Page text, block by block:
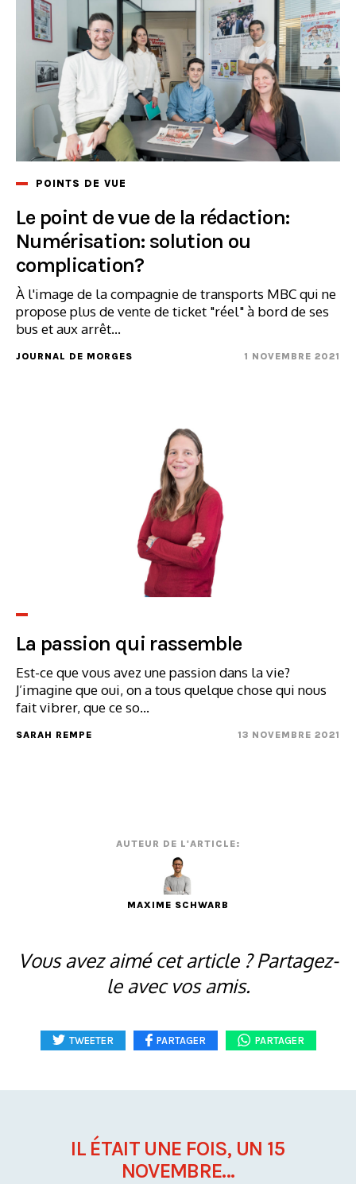
POINTS DE VUE
Le point de vue de la rédaction:
Numérisation: solution ou
complication?
À l'image de la compagnie de transports MBC qui ne
propose plus de vente de ticket "réel" à bord de ses
bus et aux arrêt...
JOURNAL DE MORGES 1 NOVEMBRE 2021
La passion qui rassemble
Est-ce que vous avez une passion dans la vie?
J’imagine que oui, on a tous quelque chose qui nous
fait vibrer, que ce so...
SARAH REMPE 13 NOVEMBRE 2021
AUTEUR DE L'ARTICLE:
MAXIME SCHWARB
Vous avez aimé cet article ? Partagez-
le avec vos amis.
TWEETER PARTAGER PARTAGER
IL ÉTAIT UNE FOIS, UN 15
NOVEMBRE...